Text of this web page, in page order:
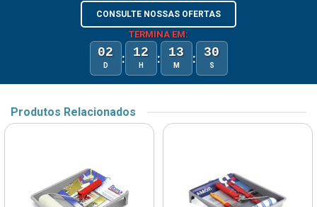
CONSULTE NOSSAS OFERTAS
TERMINA EM:
02
D : 12
H : 13
M : 30
S
Produtos Relacionados